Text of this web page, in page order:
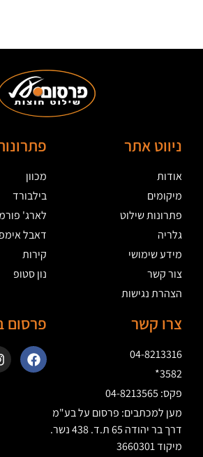
ניווט אתר
אודות
מיקומים
פתרונות שילוט
גלריה
מידע שימושי
צור קשר
הצהרת נגישות
מכוון
בילבורד
לארג'
דאבל
קירות
נון סטופ
צרו קשר
04-8213316
3582*
פקס: 04-8213565
מען למכתבים: פרסום על בע"מ
דרך בר יהודה 65 ת.ד. 438 נשר.
מיקוד 3660301
פרסום